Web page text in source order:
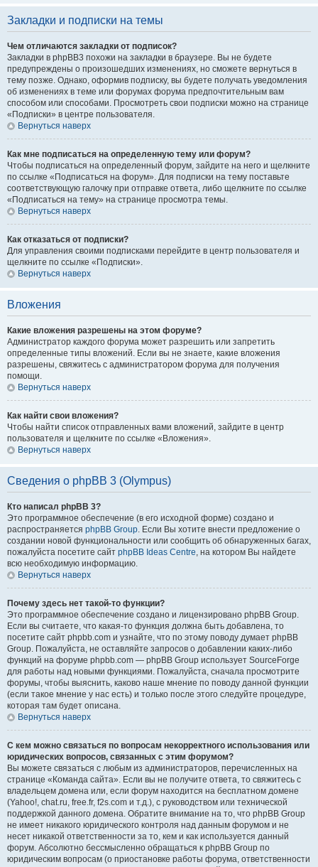
Закладки и подписки на темы
Чем отличаются закладки от подписок?
Закладки в phpBB3 похожи на закладки в браузере. Вы не будете
предупреждены о произошедших изменениях, но сможете вернуться в
тему позже. Однако, оформив подписку, вы будете получать уведомления
об изменениях в теме или форумах форума предпочтительным вам
способом или способами. Просмотреть свои подписки можно на странице
«Подписки» в центре пользователя.
Вернуться наверх
Как мне подписаться на определенную тему или форум?
Чтобы подписаться на определенный форум, зайдите на него и щелкните
по ссылке «Подписаться на форум». Для подписки на тему поставьте
соответствующую галочку при отправке ответа, либо щелкните по ссылке
«Подписаться на тему» на странице просмотра темы.
Вернуться наверх
Как отказаться от подписки?
Для управления своими подписками перейдите в центр пользователя и
щелкните по ссылке «Подписки».
Вернуться наверх
Вложения
Какие вложения разрешены на этом форуме?
Администратор каждого форума может разрешить или запретить
определенные типы вложений. Если вы не знаете, какие вложения
разрешены, свяжитесь с администратором форума для получения
помощи.
Вернуться наверх
Как найти свои вложения?
Чтобы найти список отправленных вами вложений, зайдите в центр
пользователя и щелкните по ссылке «Вложения».
Вернуться наверх
Сведения о phpBB 3 (Olympus)
Кто написал phpBB 3?
Это программное обеспечение (в его исходной форме) создано и
распространяется phpBB Group. Если Вы хотите внести предложение о
создании новой функциональности или сообщить об обнаруженных багах,
пожалуйста посетите сайт phpBB Ideas Centre, на котором Вы найдете
всю необходимую информацию.
Вернуться наверх
Почему здесь нет такой-то функции?
Это программное обеспечение создано и лицензировано phpBB Group.
Если вы считаете, что какая-то функция должна быть добавлена, то
посетите сайт phpbb.com и узнайте, что по этому поводу думает phpBB
Group. Пожалуйста, не оставляйте запросов о добавлении каких-либо
функций на форуме phpbb.com — phpBB Group использует SourceForge
для работы над новыми функциями. Пожалуйста, сначала просмотрите
форумы, чтобы выяснить, каково наше мнение по поводу данной функции
(если такое мнение у нас есть) и только после этого следуйте процедуре,
которая там будет описана.
Вернуться наверх
С кем можно связаться по вопросам некорректного использования или
юридических вопросов, связанных с этим форумом?
Вы можете связаться с любым из администраторов, перечисленных на
странице «Команда сайта». Если вы не получите ответа, то свяжитесь с
владельцем домена или, если форум находится на бесплатном домене
(Yahoo!, chat.ru, free.fr, f2s.com и т.д.), с руководством или технической
поддержкой данного домена. Обратите внимание на то, что phpBB Group
не имеет никакого юридического контроля над данным форумом и не
несет никакой ответственности за то, кем и как используется данный
форум. Абсолютно бессмысленно обращаться к phpBB Group по
юридическим вопросам (о приостановке работы форума, ответственности